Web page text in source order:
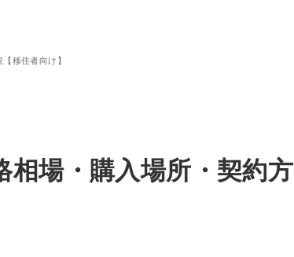
移住者向け】
場・購入場所・契約方